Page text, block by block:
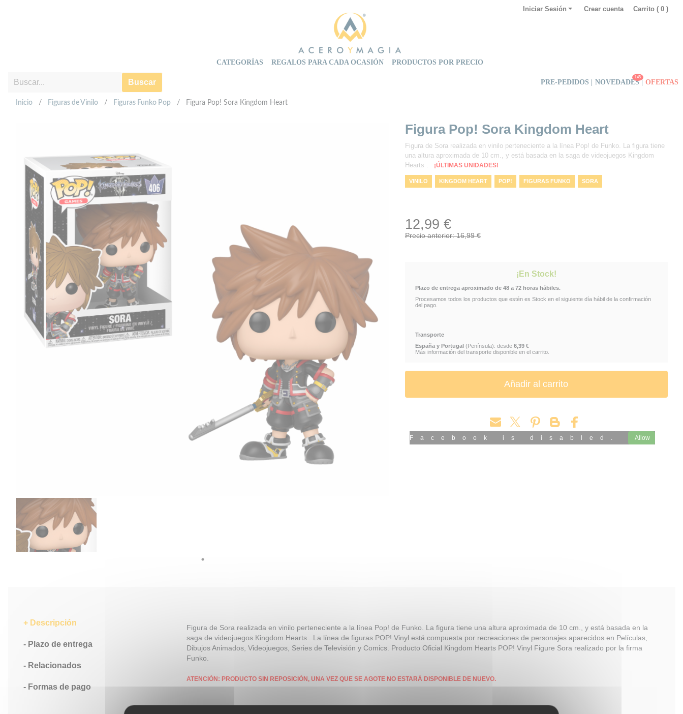
Carrito ( 0 )
Crear cuenta
Iniciar Sesión
CATEGORÍAS REGALOS PARA CADA OCASIÓN PRODUCTOS POR PRECIO
Buscar PRE-PEDIDOS | NOVEDADES
145
| OFERTAS
Inicio / Figuras de Vinilo / Figuras Funko Pop / Figura Pop! Sora Kingdom Heart
Figura Pop! Sora Kingdom Heart
Figura de Sora realizada en vinilo perteneciente a la línea Pop! de Funko. La figura tiene
una altura aproximada de 10 cm., y está basada en la saga de videojuegos Kingdom
Hearts .
¡ÚLTIMAS UNIDADES!
VINILO KINGDOM HEART POP! FIGURAS FUNKO SORA
FIGURA POP! SORA KINGDOM HEART
12,99 €
Precio anterior: 16,99 €
¡En Stock!
Plazo de entrega aproximado de 48 a 72 horas hábiles.
Procesamos todos los productos que estén es Stock en el siguiente día hábil de la confirmación
del pago.
Transporte
España y Portugal(Península): desde 6,39 €
Más información del transporte disponible en el carrito.
Facebook is disabled. Allow
Descripción
Plazo de entrega
Relacionados
Formas de pago
Figura de Sora realizada en vinilo perteneciente a la línea Pop! de Funko. La figura tiene una altura aproximada de 10 cm., y está basada en la
saga de videojuegos Kingdom Hearts . La línea de figuras POP! Vinyl está compuesta por recreaciones de personajes aparecidos en Películas,
Dibujos Animados, Videojuegos, Series de Televisión y Comics. Producto Oficial Kingdom Hearts POP! Vinyl Figure Sora realizado por la firma
Funko.
ATENCIÓN: PRODUCTO SIN REPOSICIÓN, UNA VEZ QUE SE AGOTE NO ESTARÁ DISPONIBLE DE NUEVO.